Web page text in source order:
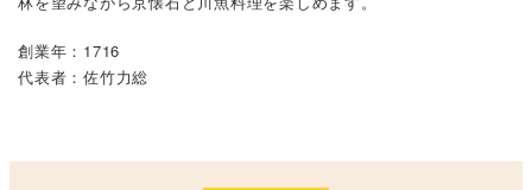
創業年：1716
代表者：佐竹力総